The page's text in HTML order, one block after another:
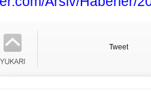
Tweet